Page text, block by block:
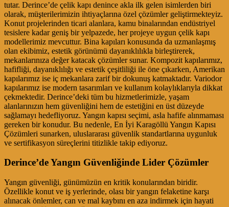
tutar. Derince’de çelik kapı denince akla ilk gelen isimlerden biri
olarak, müşterilerimizin ihtiyaçlarına özel çözümler geliştirmekteyiz.
Konut projelerinden ticari alanlara, kamu binalarından endüstriyel
tesislere kadar geniş bir yelpazede, her projeye uygun çelik kapı
modellerimiz mevcuttur. Bina kapıları konusunda da uzmanlaşmış
olan ekibimiz, estetik görünümü dayanıklılıkla birleştirerek,
mekanlarınıza değer katacak çözümler sunar. Kompozit kapılarımız,
hafifliği, dayanıklılığı ve estetik çeşitliliği ile öne çıkarken, Amerikan
kapılarımız ise iç mekanlara zarif bir dokunuş katmaktadır. Variodor
kapılarımız ise modern tasarımları ve kullanım kolaylıklarıyla dikkat
çekmektedir. Derince’deki tüm bu hizmetlerimizle, yaşam
alanlarınızın hem güvenliğini hem de estetiğini en üst düzeyde
sağlamayı hedefliyoruz. Yangın kapısı seçimi, asla hafife alınmaması
gereken bir konudur. Bu nedenle, En İyi Karagöllü Yangın Kapısı
Çözümleri sunarken, uluslararası güvenlik standartlarına uygunluk
ve sertifikasyon süreçlerini titizlikle takip ediyoruz.
Derince’de Yangın Güvenliğinde Lider Çözümler
Yangın güvenliği, günümüzün en kritik konularından biridir.
Özellikle konut ve iş yerlerinde, olası bir yangın felaketine karşı
alınacak önlemler, can ve mal kaybını en aza indirmek için hayati